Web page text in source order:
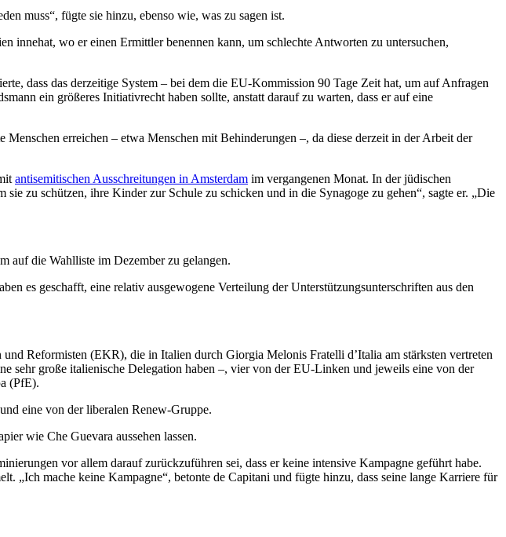
muss“, fügte sie hinzu, ebenso wie, was zu sagen ist.
innehat, wo er einen Ermittler benennen kann, um schlechte Antworten zu untersuchen,
dass das derzeitige System – bei dem die EU-Kommission 90 Tage Zeit hat, um auf Anfragen
ein größeres Initiativrecht haben sollte, anstatt darauf zu warten, dass er auf eine
erreichen – etwa Menschen mit Behinderungen –, da diese derzeit in der Arbeit der
antisemitischen Ausschreitungen in Amsterdam im vergangenen Monat. In der jüdischen
zu schützen, ihre Kinder zur Schule zu schicken und in die Synagoge zu gehen“, sagte er. „Die
auf die Wahlliste im Dezember zu gelangen.
es geschafft, eine relativ ausgewogene Verteilung der Unterstützungsunterschriften aus den
Reformisten (EKR), die in Italien durch Giorgia Melonis Fratelli d’Italia am stärksten vertreten
sehr große italienische Delegation haben –, vier von der EU-Linken und jeweils eine von der
(PfE).
eine von der liberalen Renew-Gruppe.
wie Che Guevara aussehen lassen.
vor allem darauf zurückzuführen sei, dass er keine intensive Kampagne geführt habe.
„Ich mache keine Kampagne“, betonte de Capitani und fügte hinzu, dass seine lange Karriere für